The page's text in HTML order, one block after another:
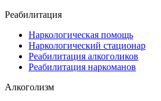
Реабилитация
Наркологическая помощь
Наркологический стационар
Реабилитация алкоголиков
Реабилитация наркоманов
Алкоголизм